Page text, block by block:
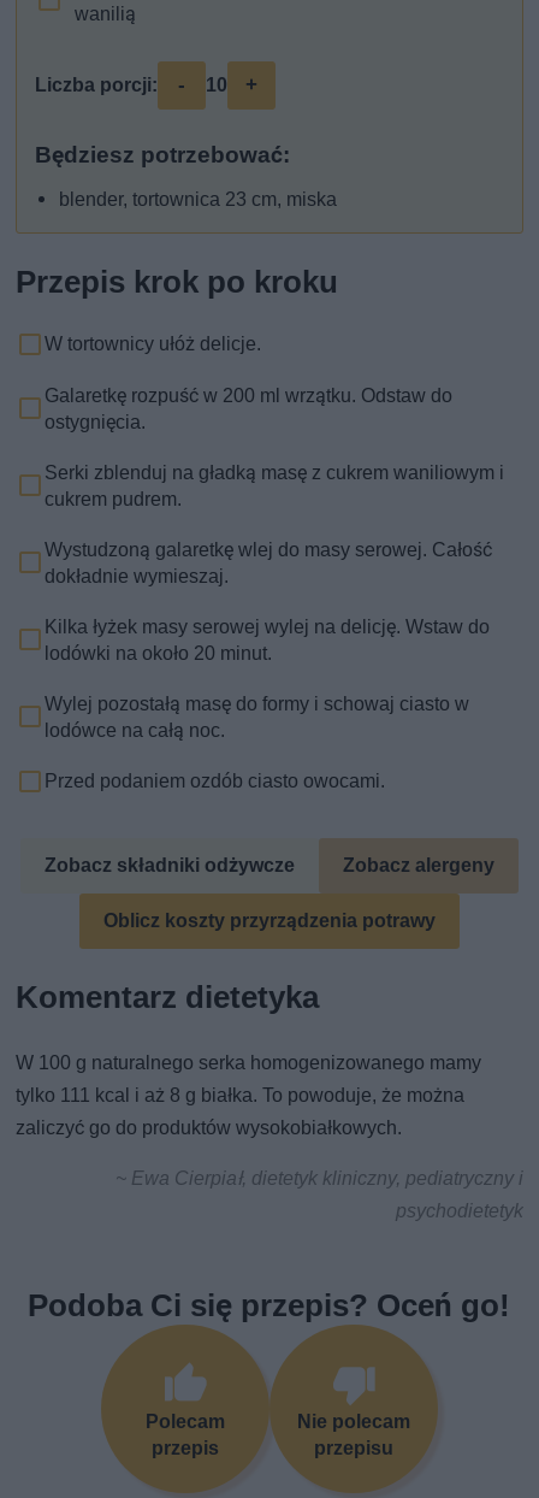
wanilią
Liczba porcji: - 10 +
Będziesz potrzebować:
blender, tortownica 23 cm, miska
Przepis krok po kroku
W tortownicy ułóż delicje.
Galaretkę rozpuść w 200 ml wrzątku. Odstaw do
ostygnięcia.
Serki zblenduj na gładką masę z cukrem waniliowym i
cukrem pudrem.
Wystudzoną galaretkę wlej do masy serowej. Całość
dokładnie wymieszaj.
Kilka łyżek masy serowej wylej na delicję. Wstaw do
lodówki na około 20 minut.
Wylej pozostałą masę do formy i schowaj ciasto w
lodówce na całą noc.
Przed podaniem ozdób ciasto owocami.
Zobacz składniki odżywcze Zobacz alergeny
Oblicz koszty przyrządzenia potrawy
Komentarz dietetyka
W 100 g naturalnego serka homogenizowanego mamy
tylko 111 kcal i aż 8 g białka. To powoduje, że można
zaliczyć go do produktów wysokobiałkowych.
~ Ewa Cierpiał, dietetyk kliniczny, pediatryczny i
psychodietetyk
Podoba Ci się przepis? Oceń go!
Polecam
przepis
Nie polecam
przepisu